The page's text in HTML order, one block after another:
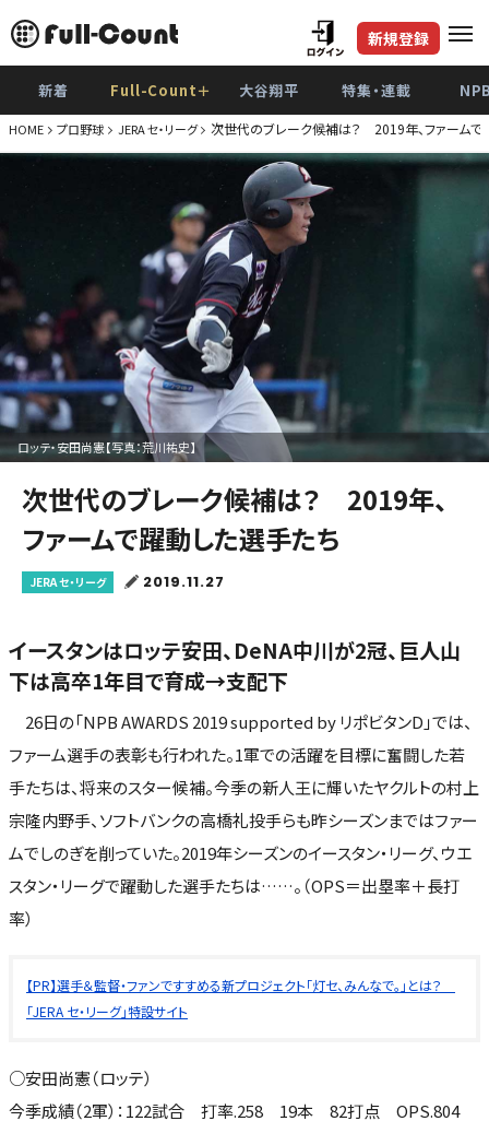
新規登録
新着 Full-Count＋ 大谷翔平 特集・連載
HOME プロ野球 JERA セ・リーグ 次世代のブレーク候補は？ 2019年、ファームで
ロッテ・安田尚憲【写真：荒川祐史】
次世代のブレーク候補は？ 2019年、
ファームで躍動した選手たち
JERA セ・リーグ 2019.11.27
イースタンはロッテ安田、DeNA中川が2冠、巨人山
下は高卒1年目で育成→支配下
26日の「NPB AWARDS 2019 supported by リポビタンD」では、
ファーム選手の表彰も行われた。1軍での活躍を目標に奮闘した若
手たちは、将来のスター候補。今季の新人王に輝いたヤクルトの村上
宗隆内野手、ソフトバンクの高橋礼投手らも昨シーズンまではファー
ムでしのぎを削っていた。2019年シーズンのイースタン・リーグ、ウエ
スタン・リーグで躍動した選手たちは……。（OPS＝出塁率＋長打
率）
【PR】選手＆監督・ファンですすめる新プロジェクト「灯セ、みんなで。」とは？
「JERA セ・リーグ」特設サイト
○安田尚憲（ロッテ）
今季成績（2軍）：122試合 打率.258 19本 82打点 OPS.804